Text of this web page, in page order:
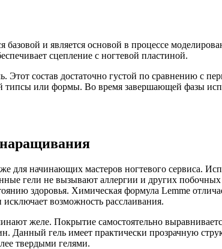
и является основой в процессе
сцепление с ногтевой пластиной.
состав достаточно густой по сравнению с
типсы или формы. Во время завершающей фазы
начинающих мастеров ногтевого сервиса.
гели не вызывают аллергии и других
здоровья. Химическая формула Lemme
возможность расслаивания.
желе. Покрытие самостоятельно
Данный гель имеет практически прозрачную
твердыми гелями.